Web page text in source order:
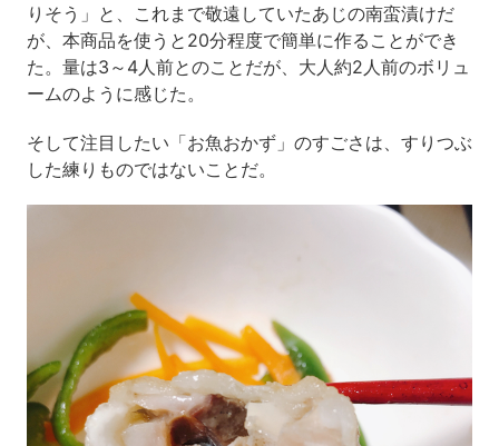
りそう」と、これまで敬遠していたあじの南蛮漬けだ
が、本商品を使うと20分程度で簡単に作ることができ
た。量は3～4人前とのことだが、大人約2人前のボリュ
ームのように感じた。
そして注目したい「お魚おかず」のすごさは、すりつぶ
した練りものではないことだ。